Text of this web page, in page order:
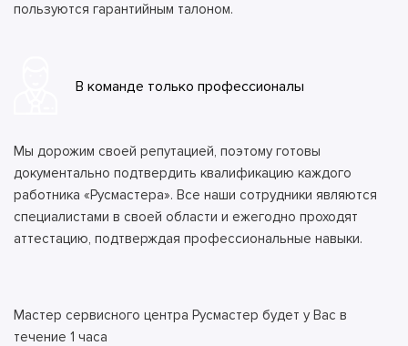
пользуются гарантийным талоном.
В команде только профессионалы
Мы дорожим своей репутацией, поэтому готовы
документально подтвердить квалификацию каждого
работника «Русмастера». Все наши сотрудники являются
специалистами в своей области и ежегодно проходят
аттестацию, подтверждая профессиональные навыки.
Мастер сервисного центра Русмастер будет у Вас в
течение 1 часа